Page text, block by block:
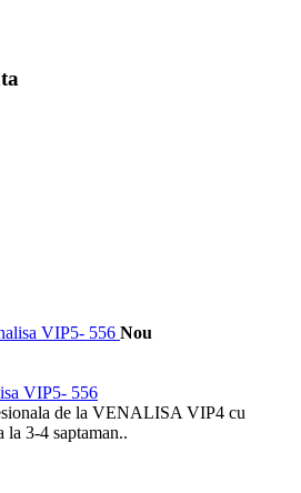
Nou
VIP5- 556
de la VENALISA VIP4 cu
la 3-4 saptaman..